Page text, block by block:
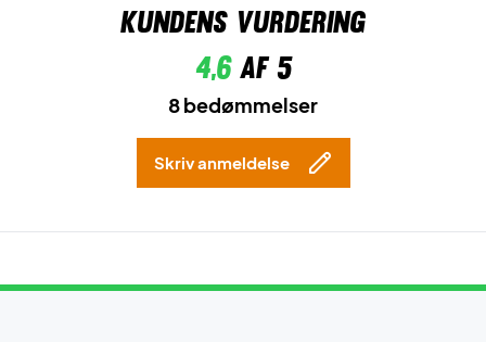
Kundens vurdering
4,6af 5
8 bedømmelser
Skriv anmeldelse